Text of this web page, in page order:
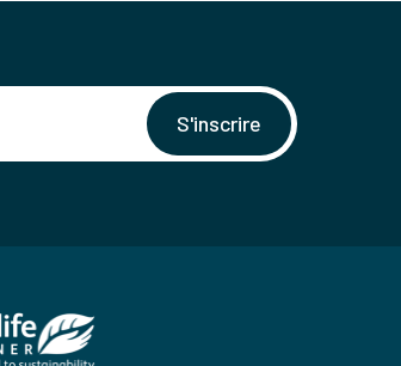
S'inscrire